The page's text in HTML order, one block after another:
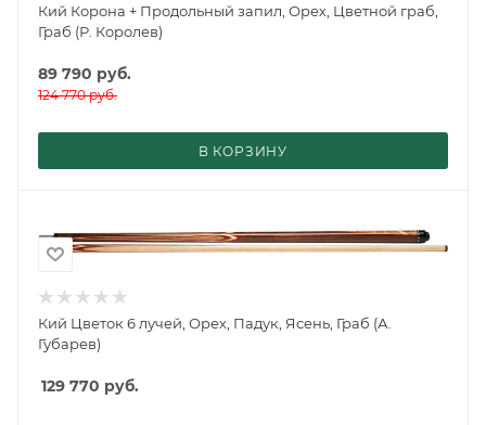
Кий Корона + Продольный запил, Орех, Цветной граб,
Граб (Р. Королев)
89 790 руб.
124 770руб.
В КОРЗИНУ
Кий Цветок 6 лучей, Орех, Падук, Ясень, Граб (А.
Губарев)
129 770 руб.